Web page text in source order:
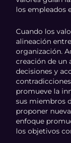
los empleados
Cuando los
alineación
organización.
creación de un
decisiones y
promueve la
sus miembros
proponer
enfoque
los objetivos